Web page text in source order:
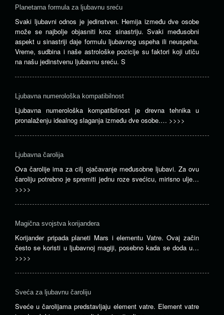
Planetarna formula za ljubavnu sreću
Svaki ljubavni odnos je jedinstven. Hemija između dve osobe
može se najbolje objasniti kroz sinastriju. Svaki međusobni
aspekt u sinastriji daje formulu ljubavnog uspeha ili neuspeha.
Vreme, sudbina i naše astrološke pozicije su faktori koji utiču
na našu jedinstvenu ljubavnu sreću. S
Ljubavna numerološka kompatibilnost
Ljubavna numerološka kompatibilnost je drevna tehnika u
pronalaženju idealnog slaganja između dve osobe.… >>>>
Ljubavna čarolija
Ova čarolije ima za cilj ojačavanje međusobne ljubavi. Za ovu
čaroliju potrebno je spremiti jednu roze svećicu, mirisno ulje…
>>>>
Magična svojstva korijandera
Korijander pripada planeti Mars i elementu Vatre. Ovaj začin
često se koristi u ljubavnoj magiji, posebno kada se doda u…
>>>>
Sveća za ljubavnu čaroliju
Sveće u čarolijama predstavljaju element vatre. Element vatre